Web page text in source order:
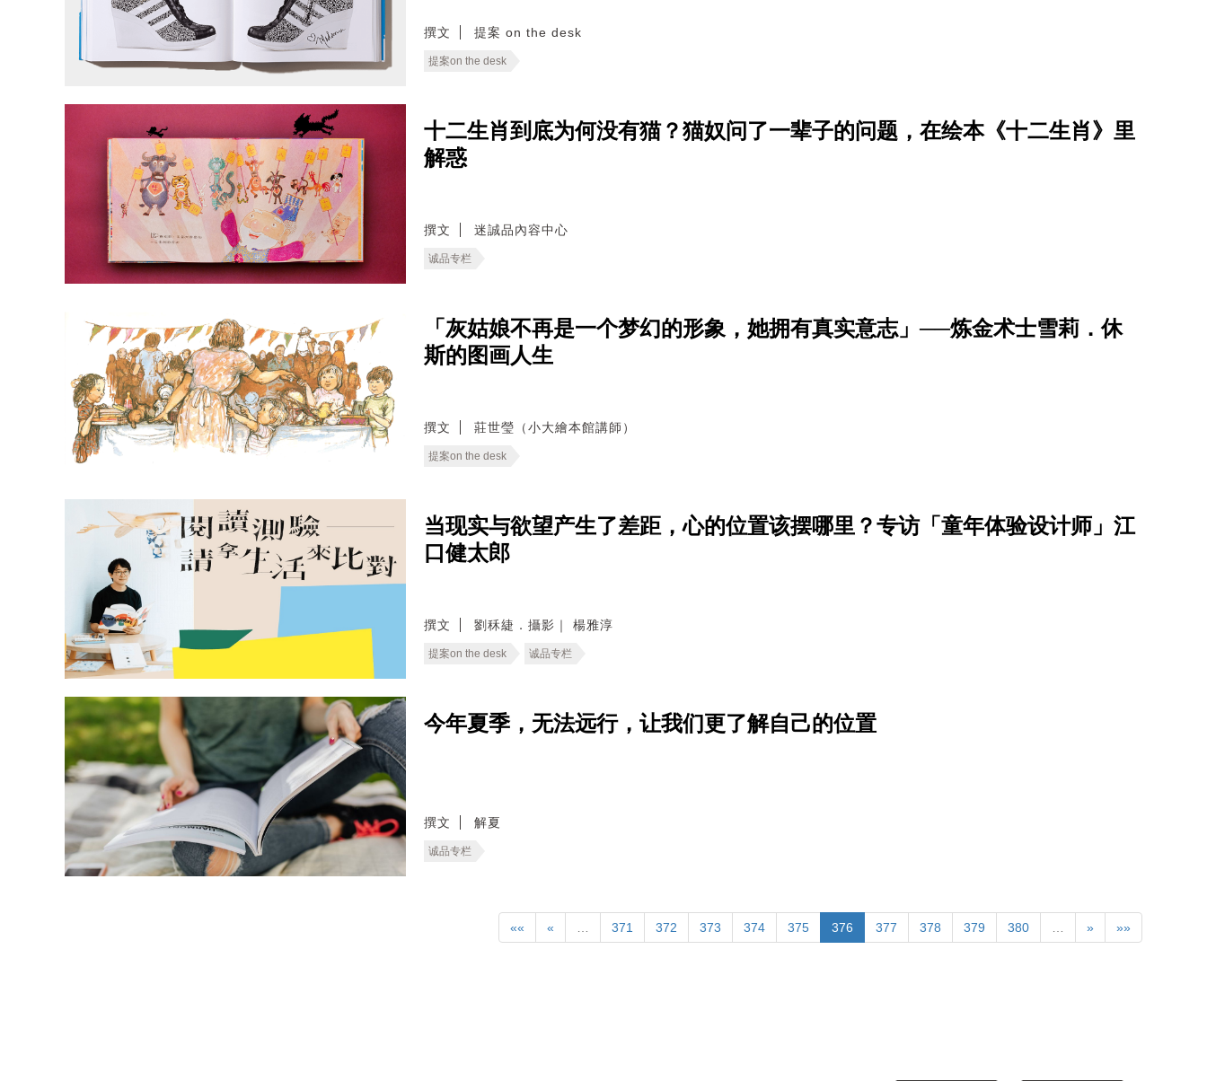
撰文 提案 on the desk
提案on the desk
十二生肖到底为何没有猫？猫奴问了一辈子的问题，在绘本《十二生肖》里
解惑
撰文 迷誠品內容中心
诚品专栏
「灰姑娘不再是一个梦幻的形象，她拥有真实意志」──炼金术士雪莉．休
斯的图画人生
撰文 莊世瑩（小大繪本館講師）
提案on the desk
当现实与欲望产生了差距，心的位置该摆哪里？专访「童年体验设计师」江
口健太郎
撰文 劉秝緁．攝影｜ 楊雅淳
提案on the desk 诚品专栏
今年夏季，无法远行，让我们更了解自己的位置
撰文 解夏
诚品专栏
«« « … 371 372 373 374 375 376 377 378 379 380 … » »»